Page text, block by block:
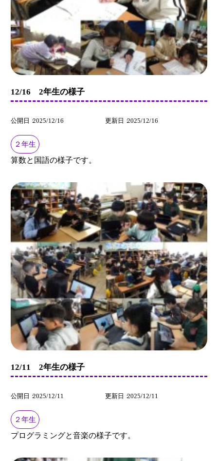
12/16 2年生の様子
公開日 2025/12/16 更新日 2025/12/16
２年生
算数と国語の様子です。
12/11 2年生の様子
公開日 2025/12/11 更新日 2025/12/11
２年生
プログラミングと音楽の様子です。